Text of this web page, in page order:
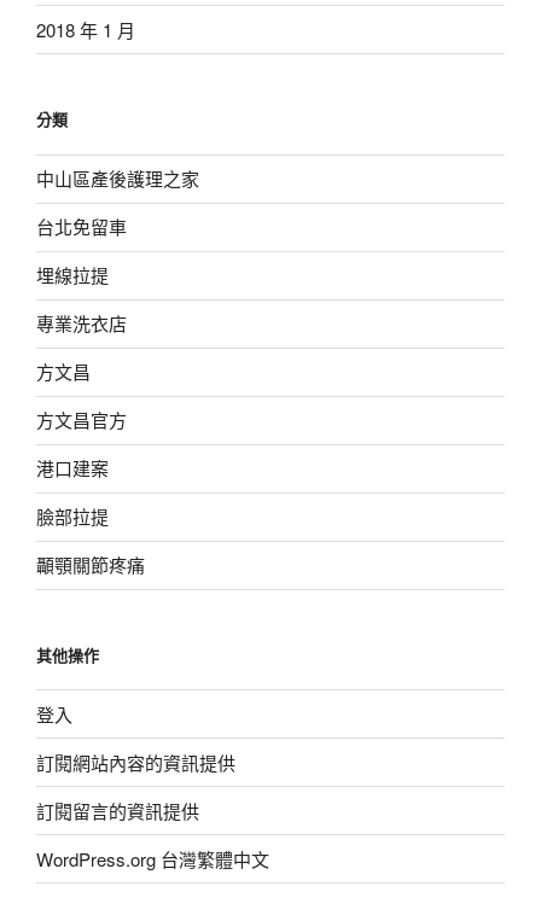
2018 年 1 月
分類
中山區產後護理之家
台北免留車
埋線拉提
專業洗衣店
方文昌
方文昌官方
港口建案
臉部拉提
顳顎關節疼痛
其他操作
登入
訂閱網站內容的資訊提供
訂閱留言的資訊提供
WordPress.org 台灣繁體中文